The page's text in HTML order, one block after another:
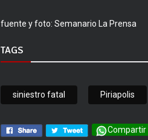
fuente y foto: Semanario La Prensa
TAGS
siniestro fatal Piriapolis
Compartir